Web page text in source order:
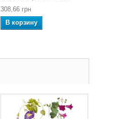
308,66 грн
В корзину